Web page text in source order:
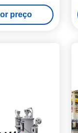
SJ65/28
preço